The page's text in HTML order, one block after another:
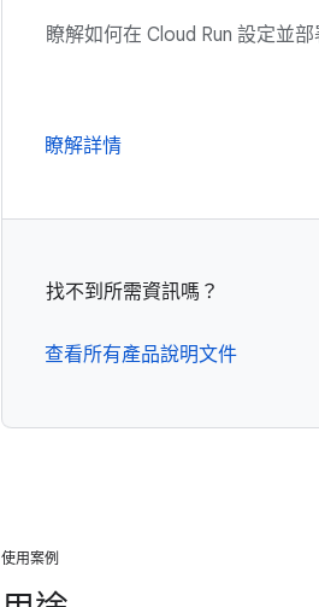
瞭解如何在 Cloud Run 設定並部
瞭解詳情
找不到所需資訊嗎？
查看所有產品說明文件
使用案例